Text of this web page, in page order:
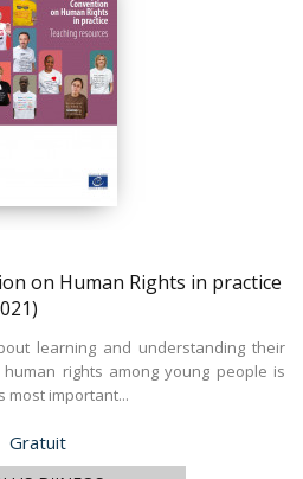
on Human Rights in practice
learning and understanding their
rights among young people is
most important...
Prix
Gratuit